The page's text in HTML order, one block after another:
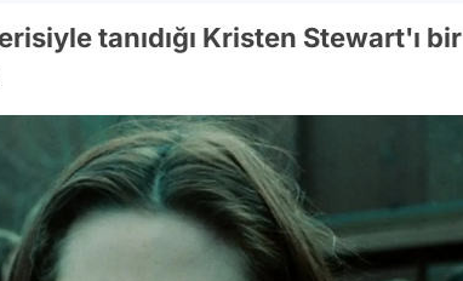
tanıdığı Kristen Stewart'ı bir